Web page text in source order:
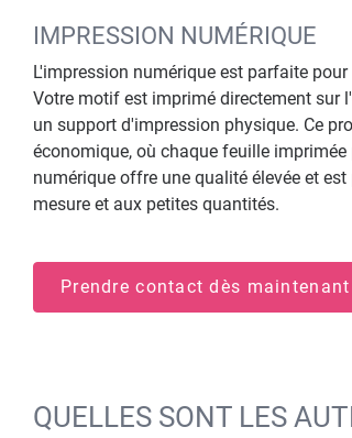
IMPRESSION NUMÉRIQUE
L'impression numérique est parfaite
Votre motif est imprimé directement sur
un support d'impression physique. Ce
économique, où chaque feuille
numérique offre une qualité élevée et
mesure et aux petites quantités.
Prendre contact dès maintenant
QUELLES SONT LES